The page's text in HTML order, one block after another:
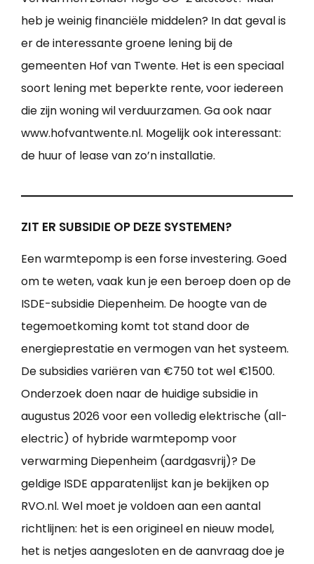
heb je weinig financiële middelen? In dat geval is
er de interessante groene lening bij de
gemeenten Hof van Twente. Het is een speciaal
soort lening met beperkte rente, voor iedereen
die zijn woning wil verduurzamen. Ga ook naar
www.hofvantwente.nl. Mogelijk ook interessant:
de huur of lease van zo’n installatie.
ZIT ER SUBSIDIE OP DEZE SYSTEMEN?
Een warmtepomp is een forse investering. Goed
om te weten, vaak kun je een beroep doen op de
ISDE-subsidie Diepenheim. De hoogte van de
tegemoetkoming komt tot stand door de
energieprestatie en vermogen van het systeem.
De subsidies variëren van €750 tot wel €1500.
Onderzoek doen naar de huidige subsidie in
augustus 2026 voor een volledig elektrische (all-
electric) of hybride warmtepomp voor
verwarming Diepenheim (aardgasvrij)? De
geldige ISDE apparatenlijst kan je bekijken op
RVO.nl. Wel moet je voldoen aan een aantal
richtlijnen: het is een origineel en nieuw model,
het is netjes aangesloten en de aanvraag doe je